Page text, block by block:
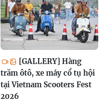
[GALLERY] Hàng
trăm ôtô, xe máy cổ tụ hội
tại Vietnam Scooters Fest
2026